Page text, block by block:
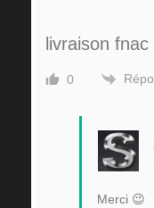
livraison
0
Merci 😉